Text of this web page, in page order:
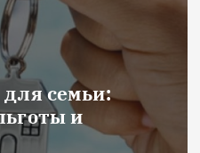
семьи:
и